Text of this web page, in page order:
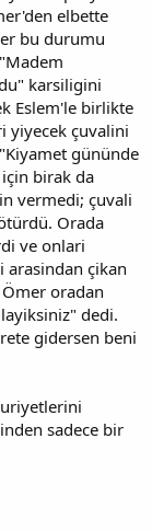
elbette
bu durumu
karsiligini
Eslem'le birlikte
yiyecek çuvalini
gününde
birak da
vermedi; çuvali
Orada
ve onlari
arasindan çikan
oradan
dedi.
gidersen beni
sadece bir